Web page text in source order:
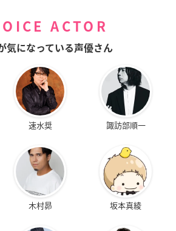
ACTOR
気になっている声優さん
速水奨 諏訪部順一
木村昴 坂本真綾